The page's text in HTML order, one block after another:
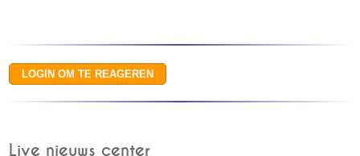
Live nieuws center